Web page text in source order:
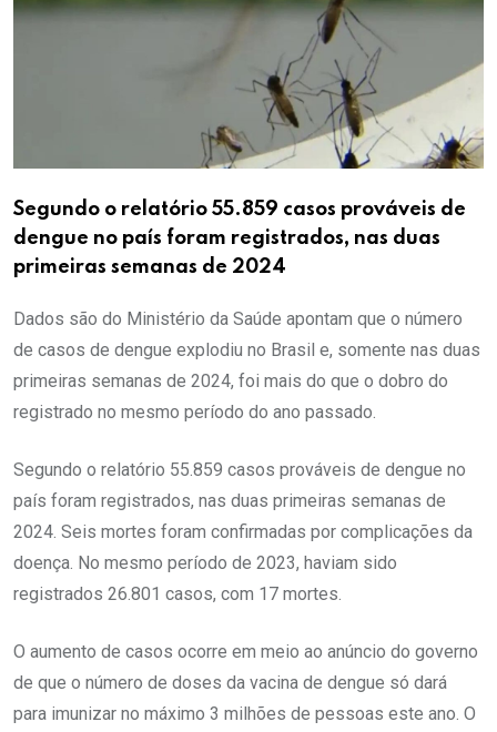
Segundo o relatório 55.859 casos prováveis de
dengue no país foram registrados, nas duas
primeiras semanas de 2024
Dados são do Ministério da Saúde apontam que o número
de casos de dengue explodiu no Brasil e, somente nas duas
primeiras semanas de 2024, foi mais do que o dobro do
registrado no mesmo período do ano passado.
Segundo o relatório 55.859 casos prováveis de dengue no
país foram registrados, nas duas primeiras semanas de
2024. Seis mortes foram confirmadas por complicações da
doença. No mesmo período de 2023, haviam sido
registrados 26.801 casos, com 17 mortes.
O aumento de casos ocorre em meio ao anúncio do governo
de que o número de doses da vacina de dengue só dará
para imunizar no máximo 3 milhões de pessoas este ano. O